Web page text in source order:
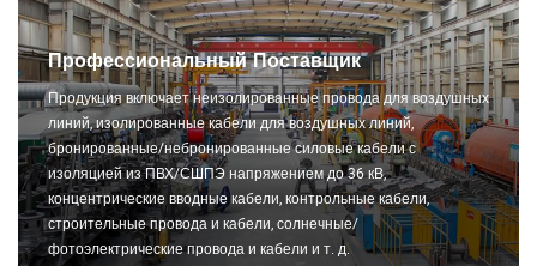
Профессиональный Поставщик
Продукция включает неизолированные провода для воздушных
линий, изолированные кабели для воздушных линий,
бронированные/небронированные силовые кабели с
изоляцией из ПВХ/СШПЭ напряжением до 36 кВ,
концентрические вводные кабели, контрольные кабели,
строительные провода и кабели, солнечные/
фотоэлектрические провода и кабели и т. д.